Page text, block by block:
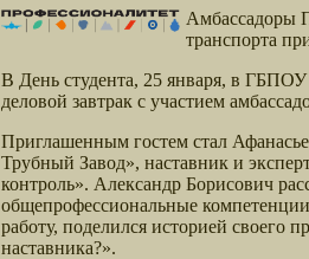
Амбассадоры
транспорта
В День студента, 25 января, в
деловой завтрак с участием
Приглашенным гостем стал
Трубный Завод», наставник и
контроль». Александр Борисович
общепрофессиональные
работу, поделился историей своего
наставника?».